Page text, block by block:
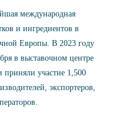
международная
и ингредиентов в
Европы. В 2023 году
в выставочном центре
приняли участие 1,500
экспортеров,